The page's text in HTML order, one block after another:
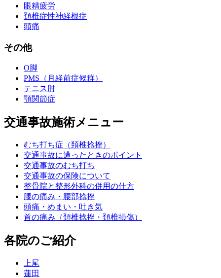
眼精疲労
頚椎症性神経根症
頭痛
その他
O脚
PMS（月経前症候群）
テニス肘
顎関節症
交通事故施術メニュー
むち打ち症（頚椎捻挫）
交通事故に遭ったときのポイント
交通事故のむち打ち
交通事故の保険について
整骨院と整形外科の併用の仕方
腰の痛み・腰部捻挫
頭痛・めまい・吐き気
首の痛み（頚椎捻挫・頚椎損傷）
各院のご紹介
上尾
蓮田